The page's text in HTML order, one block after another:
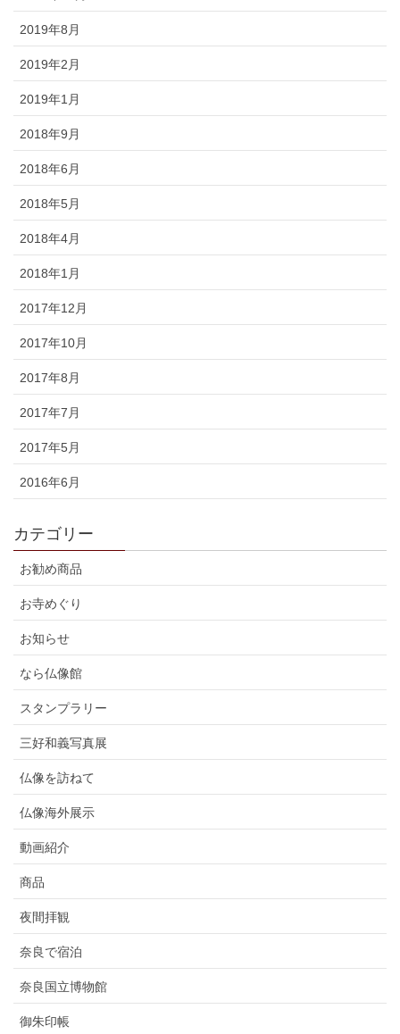
2019年8月
2019年2月
2019年1月
2018年9月
2018年6月
2018年5月
2018年4月
2018年1月
2017年12月
2017年10月
2017年8月
2017年7月
2017年5月
2016年6月
カテゴリー
お勧め商品
お寺めぐり
お知らせ
なら仏像館
スタンプラリー
三好和義写真展
仏像を訪ねて
仏像海外展示
動画紹介
商品
夜間拝観
奈良で宿泊
奈良国立博物館
御朱印帳